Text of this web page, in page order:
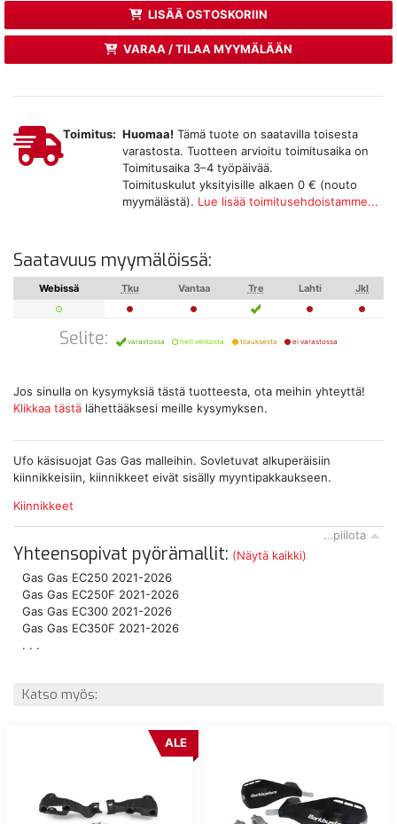
LISÄÄ OSTOSKORIIN
VARAA / TILAA MYYMÄLÄÄN
Toimitus: Huomaa! Tämä tuote on saatavilla toisesta
varastosta. Tuotteen arvioitu toimitusaika on
Toimitusaika 3–4 työpäivää.
Toimituskulut yksityisille alkaen 0 € (nouto
myymälästä). Lue lisää toimitusehdoistamme...
Saatavuus myymälöissä:
Webissä Tku Vantaa Tre Lahti Jkl
Selite: varastossa heti verkosta tilauksesta ei varastossa
Jos sinulla on kysymyksiä tästä tuotteesta, ota meihin yhteyttä!
Klikkaa tästä lähettääksesi meille kysymyksen.
Ufo käsisuojat Gas Gas malleihin. Sovletuvat alkuperäisiin
kiinnikkeisiin, kiinnikkeet eivät sisälly myyntipakkaukseen.
Kiinnikkeet
…piilota
Yhteensopivat pyörämallit: (Näytä kaikki)
Gas Gas EC250 2021-2026
Gas Gas EC250F 2021-2026
Gas Gas EC300 2021-2026
Gas Gas EC350F 2021-2026
. . .
Katso myös:
ALE